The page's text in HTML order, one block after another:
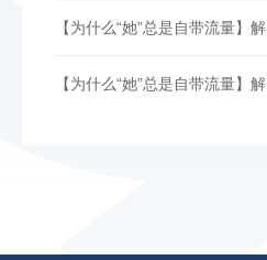
【为什么“她”总是自带流量】
【为什么“她”总是自带流量】